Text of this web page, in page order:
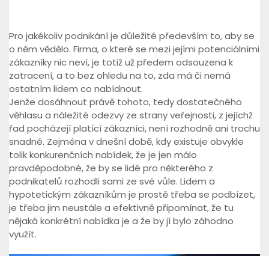
Pro jakékoliv podnikání je důležité především to, aby se
o něm vědělo. Firma, o které se mezi jejími potenciálními
zákazníky nic neví, je totiž už předem odsouzena k
zatracení, a to bez ohledu na to, zda má či nemá
ostatním lidem co nabídnout.
Jenže dosáhnout právě tohoto, tedy dostatečného
věhlasu a náležité odezvy ze strany veřejnosti, z jejíchž
řad pocházejí platící zákazníci, není rozhodně ani trochu
snadné. Zejména v dnešní době, kdy existuje obvykle
tolik konkurenčních nabídek, že je jen málo
pravděpodobné, že by se lidé pro některého z
podnikatelů rozhodli sami ze své vůle. Lidem a
hypotetickým zákazníkům je prostě třeba se podbízet,
je třeba jim neustále a efektivně připomínat, že tu
nějaká konkrétní nabídka je a že by jí bylo záhodno
využít.